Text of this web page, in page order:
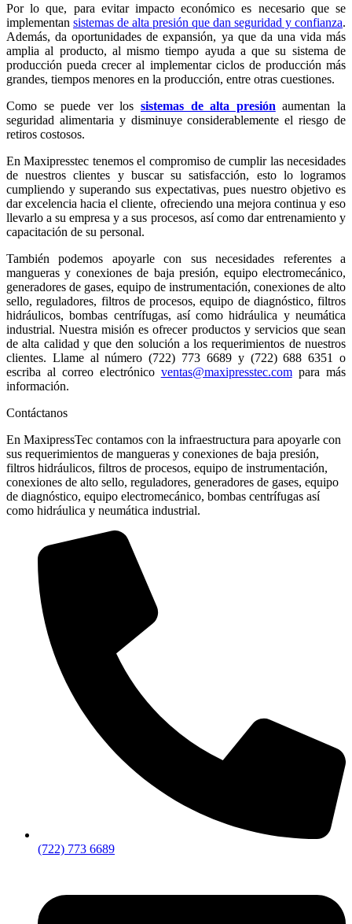
Por lo que, para evitar impacto económico es necesario que se
implementan sistemas de alta presión que dan seguridad y confianza.
Además, da oportunidades de expansión, ya que da una vida más
amplia al producto, al mismo tiempo ayuda a que su sistema de
producción pueda crecer al implementar ciclos de producción más
grandes, tiempos menores en la producción, entre otras cuestiones.
Como se puede ver los sistemas de alta presión aumentan la
seguridad alimentaria y disminuye considerablemente el riesgo de
retiros costosos.
En Maxipresstec tenemos el compromiso de cumplir las necesidades
de nuestros clientes y buscar su satisfacción, esto lo logramos
cumpliendo y superando sus expectativas, pues nuestro objetivo es
dar excelencia hacia el cliente, ofreciendo una mejora continua y eso
llevarlo a su empresa y a sus procesos, así como dar entrenamiento y
capacitación de su personal.
También podemos apoyarle con sus necesidades referentes a
mangueras y conexiones de baja presión, equipo electromecánico,
generadores de gases, equipo de instrumentación, conexiones de alto
sello, reguladores, filtros de procesos, equipo de diagnóstico, filtros
hidráulicos, bombas centrífugas, así como hidráulica y neumática
industrial. Nuestra misión es ofrecer productos y servicios que sean
de alta calidad y que den solución a los requerimientos de nuestros
clientes. Llame al número (722) 773 6689 y (722) 688 6351 o
escriba al correo electrónico ventas@maxipresstec.compara más
información.
Contáctanos
En MaxipressTec contamos con la infraestructura para apoyarle con
sus requerimientos de mangueras y conexiones de baja presión,
filtros hidráulicos, filtros de procesos, equipo de instrumentación,
conexiones de alto sello, reguladores, generadores de gases, equipo
de diagnóstico, equipo electromecánico, bombas centrífugas así
como hidráulica y neumática industrial.
(722) 773 6689